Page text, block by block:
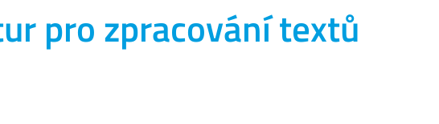
pro zpracování textů